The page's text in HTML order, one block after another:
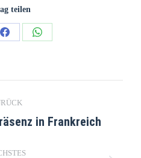
teilen
in Frankreich